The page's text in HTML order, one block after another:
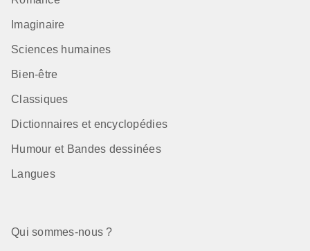
Imaginaire
Sciences humaines
Bien-être
Classiques
Dictionnaires et encyclopédies
Humour et Bandes dessinées
Langues
Qui sommes-nous ?